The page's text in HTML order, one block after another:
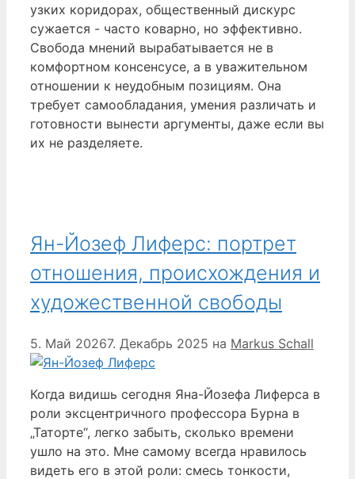
узких коридорах, общественный дискурс
сужается - часто коварно, но эффективно.
Свобода мнений вырабатывается не в
комфортном консенсусе, а в уважительном
отношении к неудобным позициям. Она
требует самообладания, умения различать и
готовности вынести аргументы, даже если вы
их не разделяете.
Ян-Йозеф Лиферс: портрет
отношения, происхождения и
художественной свободы
5. Май 20267. Декабрь 2025 на Markus Schall
Когда видишь сегодня Яна-Йозефа Лиферса в
роли эксцентричного профессора Бурна в
„Таторте“, легко забыть, сколько времени
ушло на это. Мне самому всегда нравилось
видеть его в этой роли: смесь тонкости,